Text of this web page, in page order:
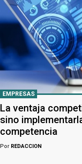
EMPRESAS
La ventaja
sino
competencia
Por REDACCION